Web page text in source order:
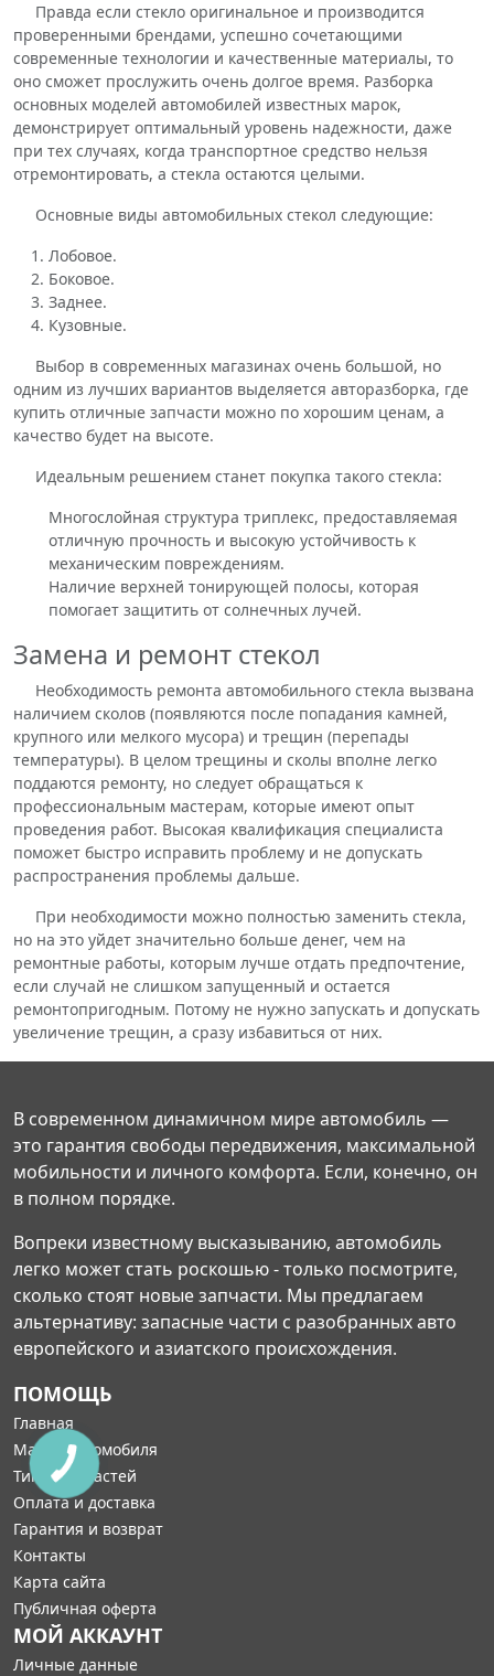
Правда если стекло оригинальное и производится
проверенными брендами, успешно сочетающими
современные технологии и качественные материалы, то
оно сможет прослужить очень долгое время. Разборка
основных моделей автомобилей известных марок,
демонстрирует оптимальный уровень надежности, даже
при тех случаях, когда транспортное средство нельзя
отремонтировать, а стекла остаются целыми.
Основные виды автомобильных стекол следующие:
Лобовое.
Боковое.
Заднее.
Кузовные.
Выбор в современных магазинах очень большой, но
одним из лучших вариантов выделяется авторазборка, где
купить отличные запчасти можно по хорошим ценам, а
качество будет на высоте.
Идеальным решением станет покупка такого стекла:
Многослойная структура триплекс, предоставляемая
отличную прочность и высокую устойчивость к
механическим повреждениям.
Наличие верхней тонирующей полосы, которая
помогает защитить от солнечных лучей.
Замена и ремонт стекол
Необходимость ремонта автомобильного стекла вызвана
наличием сколов (появляются после попадания камней,
крупного или мелкого мусора) и трещин (перепады
температуры). В целом трещины и сколы вполне легко
поддаются ремонту, но следует обращаться к
профессиональным мастерам, которые имеют опыт
проведения работ. Высокая квалификация специалиста
поможет быстро исправить проблему и не допускать
распространения проблемы дальше.
При необходимости можно полностью заменить стекла,
но на это уйдет значительно больше денег, чем на
ремонтные работы, которым лучше отдать предпочтение,
если случай не слишком запущенный и остается
ремонтопригодным. Потому не нужно запускать и допускать
увеличение трещин, а сразу избавиться от них.
В современном динамичном мире автомобиль —
это гарантия свободы передвижения, максимальной
мобильности и личного комфорта. Если, конечно, он
в полном порядке.
Вопреки известному высказыванию, автомобиль
легко может стать роскошью - только посмотрите,
сколько стоят новые запчасти. Мы предлагаем
альтернативу: запасные части с разобранных авто
европейского и азиатского происхождения.
ПОМОЩЬ
Главная
Марка автомобиля
Типы запчастей
Оплата и доставка
Гарантия и возврат
Контакты
Карта сайта
Публичная оферта
МОЙ АККАУНТ
Личные данные